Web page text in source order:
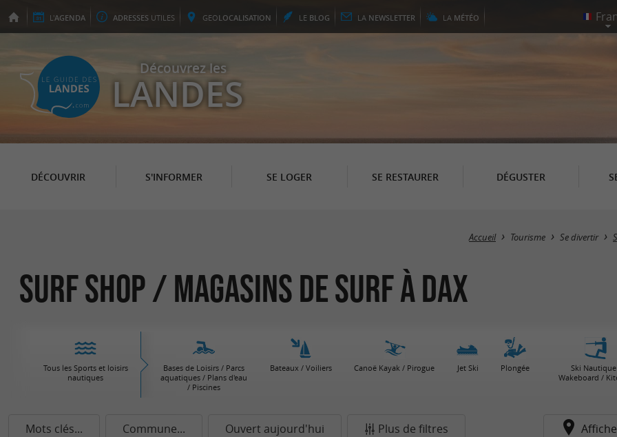
L'AGENDA ADRESSES UTILES GEOLOCALISATION LE BLOG LA NEWSLETTER LA MÉTÉO
Découvrez les
LANDES
DÉCOUVRIR S'INFORMER SE LOGER SE RESTAURER DÉGUSTER
Accueil Tourisme Se divertir
Surf Shop / Magasins de Surf à Dax
Tous les Sports et loisirs
nautiques
Bases de Loisirs / Parcs
aquatiques / Plans d'eau
/ Piscines
Bateaux / Voiliers Canoë Kayak / Pirogue Jet Ski Plongée
Ski
Wakeboard /
Mots clés... Commune... Ouvert aujourd'hui Plus de filtres